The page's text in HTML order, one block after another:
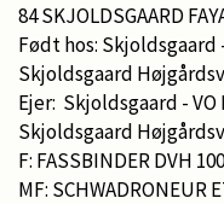
84 SKJOLDSGAARD
Født hos: Skjoldsgaard
Skjoldsgaard
Ejer: Skjoldsgaard -
Skjoldsgaard
F: FASSBINDER DVH
MF: SCHWADRONEUR